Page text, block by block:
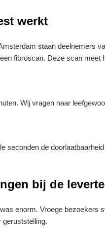
werkt
staan deelnemers
fibroscan. Deze scan meet
Wij vragen naar
seconden de
bij de
enorm. Vroege